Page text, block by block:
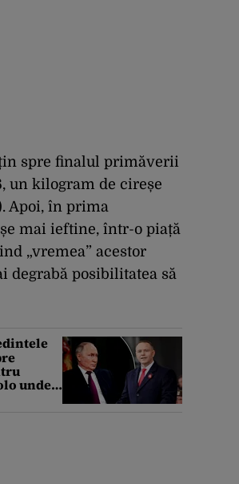
spre finalul primăverii
un kilogram de cireșe
Apoi, în prima
mai ieftine, într-o piață
„vremea” acestor
degrabă posibilitatea să
unde